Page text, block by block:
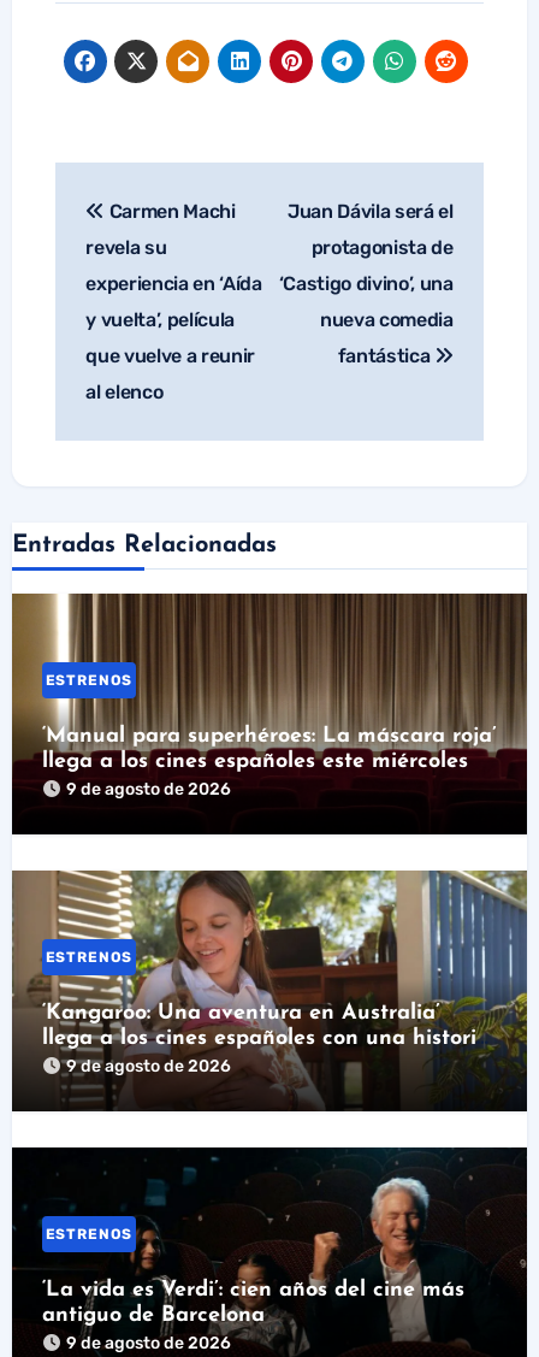
Navegación
Carmen Machi
revela su
experiencia en ‘Aída
y vuelta’, película
que vuelve a reunir
al elenco
Juan Dávila será el
protagonista de
‘Castigo divino’, una
nueva comedia
fantástica
Entradas Relacionadas
ESTRENOS
‘Manual para superhéroes: La máscara roja’
llega a los cines españoles este miércoles
9 de agosto de 2026
ESTRENOS
‘Kangaroo: Una aventura en Australia’
llega a los cines españoles con una historia
real detrás
9 de agosto de 2026
ESTRENOS
‘La vida es Verdi’: cien años del cine más
antiguo de Barcelona
9 de agosto de 2026